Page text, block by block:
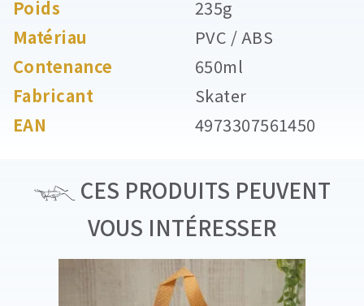
Poids
235g
Matériau
PVC / ABS
Contenance
650ml
Fabricant
Skater
EAN
4973307561450
CES PRODUITS PEUVENT
VOUS INTÉRESSER